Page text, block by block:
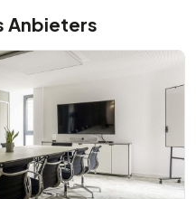
Anbieters